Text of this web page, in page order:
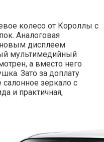
колесо от Короллы с
Аналоговая
новым дисплеем
мультимедийный
а вместо него
Зато за доплату
зеркало с
и практичная,